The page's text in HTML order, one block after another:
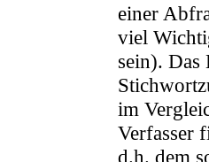
einer
viel
sein). Das
im
Verfasser
d.h. dem